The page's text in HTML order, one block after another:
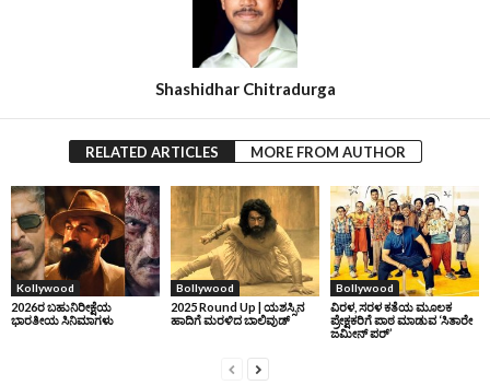
Shashidhar Chitradurga
RELATED ARTICLES MORE FROM AUTHOR
Kollywood
2026ರ ಬಹುನಿರೀಕ್ಷೆಯ
ಭಾರತೀಯ ಸಿನಿಮಾಗಳು
Bollywood
2025 Round Up | ಯಶಸ್ಸಿನ
ಹಾದಿಗೆ ಮರಳಿದ ಬಾಲಿವುಡ್‌
Bollywood
ವಿರಳ, ಸರಳ ಕತೆಯ ಮೂಲಕ
ಪ್ರೇಕ್ಷಕರಿಗೆ ಪಾಠ ಮಾಡುವ ‘ಸಿತಾರೇ
ಜಮೀನ್‌ ಪರ್’